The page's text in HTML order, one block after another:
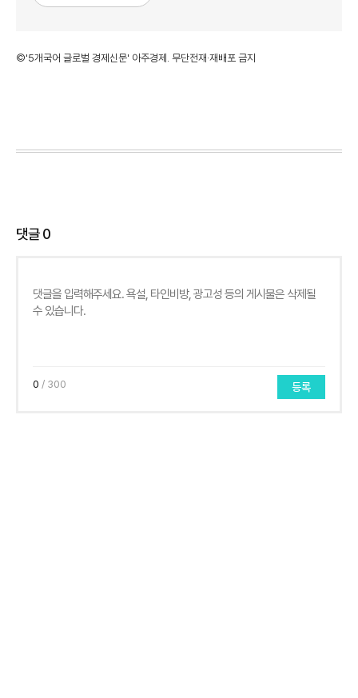
©'5개국어 글로벌 경제신문' 아주경제. 무단전재·재배포 금지
댓글0
0 / 300 등록